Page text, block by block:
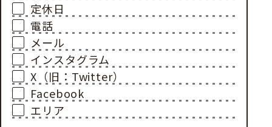
定休日
電話
メール
インスタグラム
X（旧：Twitter）
Facebook
エリア